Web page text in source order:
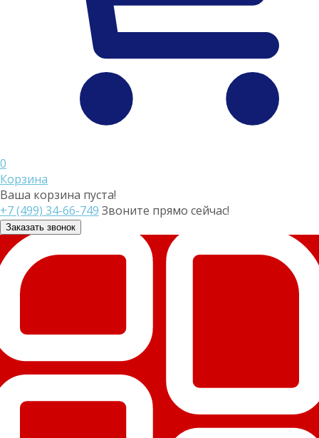
0
Корзина
Ваша корзина пуста!
+7 (499) 34-66-749 Звоните прямо сейчас!
Заказать звонок